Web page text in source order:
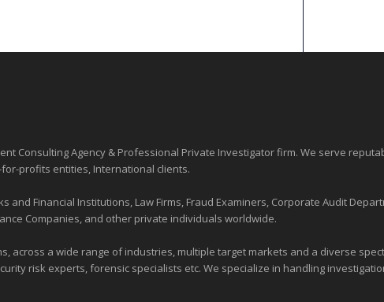
Consulting Agency & Professional Private Investigator firm. We serve
for-profits entities, International clients.
and Financial Institutions, Law Firms, Fraud Examiners, Corporate Audit
Companies, and other private individuals worldwide.
across a wide range of industries, multiple target markets and a diverse
risk experts, forensic specialists etc. We specialize in handling